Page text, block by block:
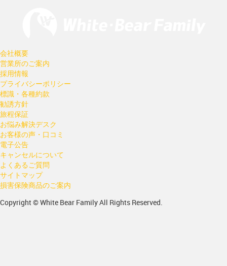
会社概要
営業所のご案内
採用情報
プライバシーポリシー
標識・各種約款
勧誘方針
旅程保証
お悩み解決デスク
お客様の声・口コミ
電子公告
キャンセルについて
よくあるご質問
サイトマップ
損害保険商品のご案内
Copyright © White Bear Family All Rights Reserved.